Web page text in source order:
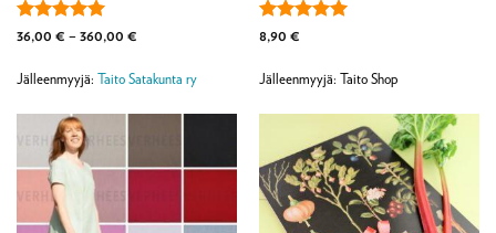
Arvostelu
/ 5
36,00 € – 360,00 €Hintaluokka:
360,00 €
Jälleenmyyjä: Taito Satakunta ry
Arvostelu
/ 5
8,90 €
Jälleenmyyjä: Taito Shop